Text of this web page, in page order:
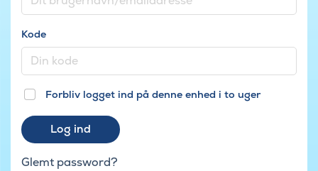
Kode
Forbliv logget ind på denne enhed i to uger
Log ind
Glemt password?